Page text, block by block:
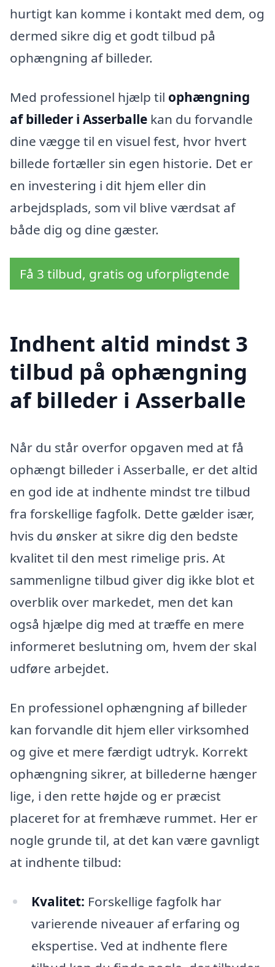
hurtigt kan komme i kontakt med dem, og
dermed sikre dig et godt tilbud på
ophængning af billeder.
Med professionel hjælp til ophængning
af billeder i Asserballe kan du forvandle
dine vægge til en visuel fest, hvor hvert
billede fortæller sin egen historie. Det er
en investering i dit hjem eller din
arbejdsplads, som vil blive værdsat af
både dig og dine gæster.
Få 3 tilbud, gratis og uforpligtende
Indhent altid mindst 3
tilbud på ophængning
af billeder i Asserballe
Når du står overfor opgaven med at få
ophængt billeder i Asserballe, er det altid
en god ide at indhente mindst tre tilbud
fra forskellige fagfolk. Dette gælder især,
hvis du ønsker at sikre dig den bedste
kvalitet til den mest rimelige pris. At
sammenligne tilbud giver dig ikke blot et
overblik over markedet, men det kan
også hjælpe dig med at træffe en mere
informeret beslutning om, hvem der skal
udføre arbejdet.
En professionel ophængning af billeder
kan forvandle dit hjem eller virksomhed
og give et mere færdigt udtryk. Korrekt
ophængning sikrer, at billederne hænger
lige, i den rette højde og er præcist
placeret for at fremhæve rummet. Her er
nogle grunde til, at det kan være gavnligt
at indhente tilbud:
Kvalitet: Forskellige fagfolk har
varierende niveauer af erfaring og
ekspertise. Ved at indhente flere